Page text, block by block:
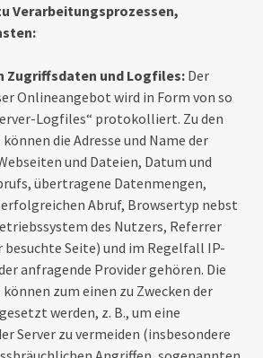
Verarbeitungsprozessen,
Zugriffsdaten und Logfiles: Der
Onlineangebot wird in Form von so
Logfiles“ protokolliert. Zu den
die Adresse und Name der
und Dateien, Datum und
übertragene Datenmengen,
Abruf, Browsertyp nebst
des Nutzers, Referrer
besuchte Seite) und im Regelfall IP-
anfragende Provider gehören. Die
zum einen zu Zwecken der
werden, z. B., um eine
Server zu vermeiden (insbesondere